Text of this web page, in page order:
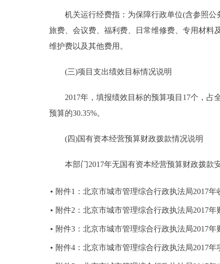
机关运行经费指：为保障行政单位(含参照公
旅费、会议费、福利费、日常维修费、专用材料
维护费以及其他费用。
(三)项目支出绩效目标情况说明
2017年，填报绩效目标的预算项目17个，占全
预算的30.35%。
(四)国有资本经营预算财政拨款情况说明
本部门2017年无国有资本经营预算财政拨款
附件1：北京市城市管理综合行政执法局2017年
附件2：北京市城市管理综合行政执法局2017
附件3：北京市城市管理综合行政执法局2017
附件4：北京市城市管理综合行政执法局2017年